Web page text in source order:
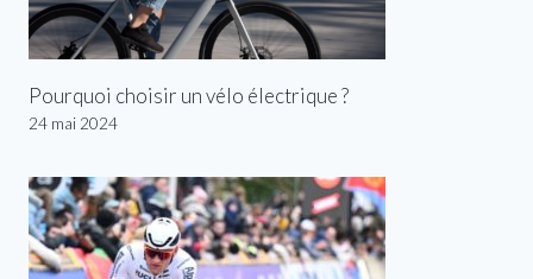
Pourquoi choisir un vélo électrique ?
24 mai 2024